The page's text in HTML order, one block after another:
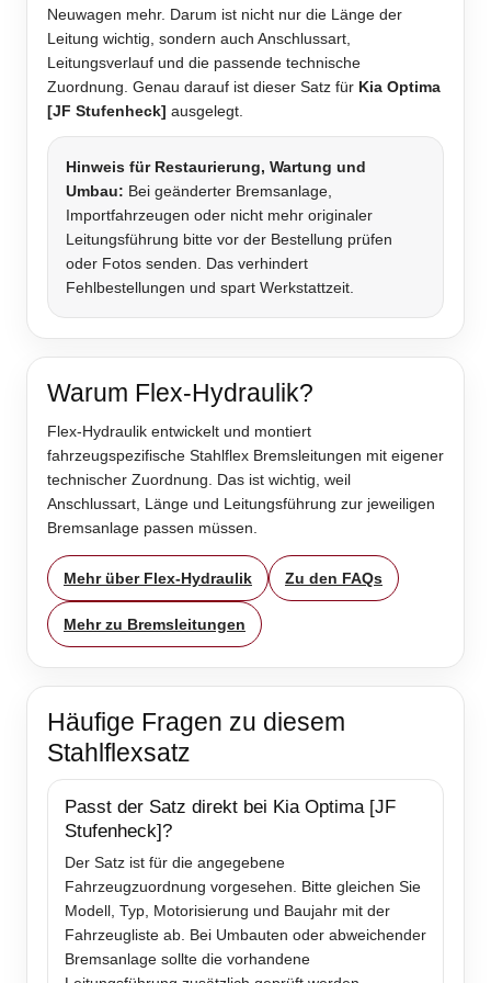
Neuwagen mehr. Darum ist nicht nur die Länge der
Leitung wichtig, sondern auch Anschlussart,
Leitungsverlauf und die passende technische
Zuordnung. Genau darauf ist dieser Satz für Kia Optima
[JF Stufenheck] ausgelegt.
Hinweis für Restaurierung, Wartung und
Umbau: Bei geänderter Bremsanlage,
Importfahrzeugen oder nicht mehr originaler
Leitungsführung bitte vor der Bestellung prüfen
oder Fotos senden. Das verhindert
Fehlbestellungen und spart Werkstattzeit.
Warum Flex-Hydraulik?
Flex-Hydraulik entwickelt und montiert
fahrzeugspezifische Stahlflex Bremsleitungen mit eigener
technischer Zuordnung. Das ist wichtig, weil
Anschlussart, Länge und Leitungsführung zur jeweiligen
Bremsanlage passen müssen.
Mehr über Flex-Hydraulik Zu den FAQs
Mehr zu Bremsleitungen
Häufige Fragen zu diesem
Stahlflexsatz
Passt der Satz direkt bei Kia Optima [JF
Stufenheck]?
Der Satz ist für die angegebene
Fahrzeugzuordnung vorgesehen. Bitte gleichen Sie
Modell, Typ, Motorisierung und Baujahr mit der
Fahrzeugliste ab. Bei Umbauten oder abweichender
Bremsanlage sollte die vorhandene